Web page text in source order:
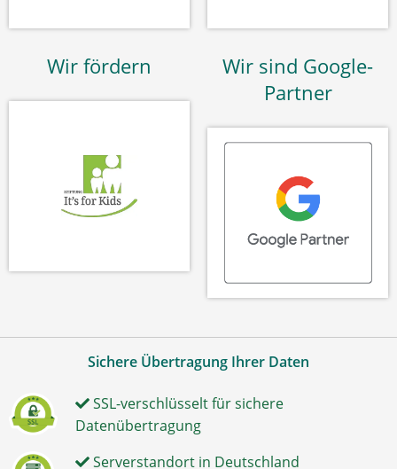
Wir fördern
Wir sind Google-
Partner
Sichere Übertragung Ihrer Daten
SSL-verschlüsselt für sichere
Datenübertragung
Serverstandort in Deutschland